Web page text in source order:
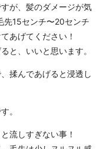
が、髪のダメージが気
先15センチ〜20センチ
あげてください！
と、いいと思います。
揉んであげると浸透し
。
流しすぎない事！